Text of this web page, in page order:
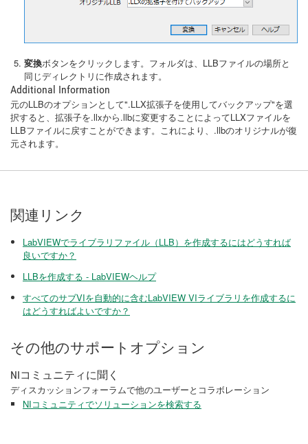
変換ボタンをクリックします。フォルダは、LLBファイルの場所と
同じディレクトリに作成されます。
Additional Information
元のLLBのオプションとして".LLX拡張子を使用してバックアップ"を選
択すると、拡張子を.llxから.llbに変更することによってLLXファイルを
LLBファイルに戻すことができます。これにより、.llbのオリジナルが復
元されます。
関連リンク
LabVIEWでライブラリファイル（LLB）を作成するにはどうすれば
良いですか？
LLBを作成する - LabVIEWヘルプ
すべてのサブVIを自動的に含むLabVIEW VIライブラリを作成するに
はどうすればよいですか？
その他のサポートオプション
NIコミュニティに聞く
ディスカッションフォーラムで他のユーザーとコラボレーション
NIコミュニティでソリューションを検索する